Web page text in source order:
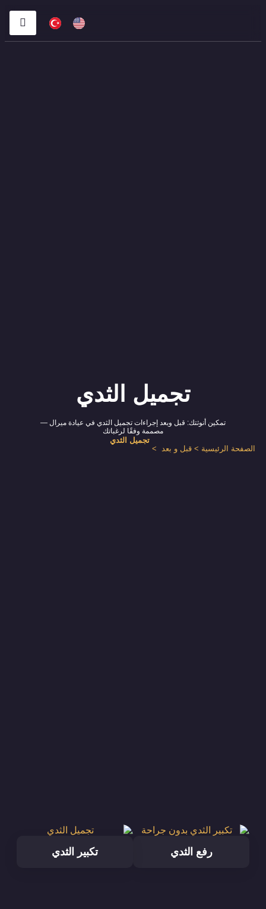
تجميل الثدي
تمكين أنوثتك: قبل وبعد إجراءات تجميل الثدي في عيادة ميرال —
مصممة وفقًا لرغباتك
الصفحة الرئيسية > قبل و بعد >
تجميل الثدي
رفع الثدي تكبير الثدي